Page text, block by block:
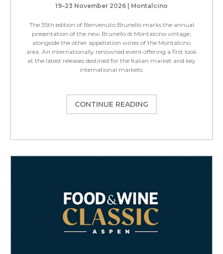
19–23 November 2026 | Montalcino
The 35th edition of Benvenuto Brunello marks the annual
presentation of the new Brunello di Montalcino vintage,
alongside the other appellation wines of the Montalcino
area. An internationally renowned event offering a first look
at the latest releases destined for the Italian market and key
international markets.
CONTINUE READING